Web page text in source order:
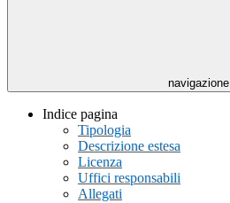
navigazione
Indice pagina
Tipologia
Descrizione estesa
Licenza
Uffici responsabili
Allegati